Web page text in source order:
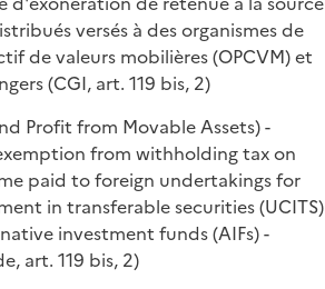
versés à des organismes de
de valeurs mobilières (OPCVM) et
(CGI, art. 119 bis, 2)
Profit from Movable Assets) -
from withholding tax on
paid to foreign undertakings for
in transferable securities (UCITS)
investment funds (AIFs) -
art. 119 bis, 2)